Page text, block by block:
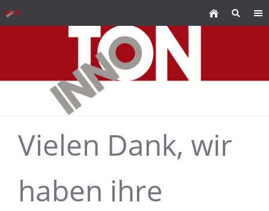
Vielen Dank, wir
haben ihre